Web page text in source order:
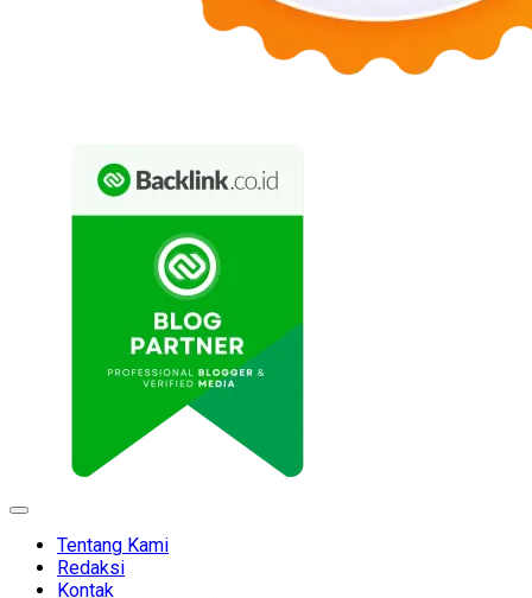
Expand
Tentang Kami
Redaksi
Kontak